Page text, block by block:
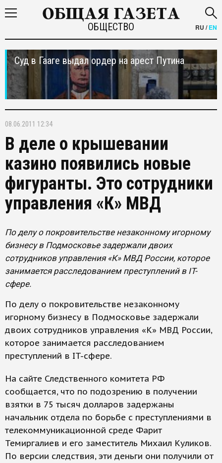
ОБЩЕСТВО RU /EN
Суд в Гааге выдал ордер на арест Путина
08.06.2011 12:34
В деле о крышевании
казино появились новые
фигуранты. Это сотрудники
управления «К» МВД
По делу о покровительстве незаконному игорному
бизнесу в Подмосковье задержали двоих
сотрудников управления «К» МВД России, которое
занимается расследованием преступлений в IT-
сфере.
По делу о покровительстве незаконному
игорному бизнесу в Подмосковье задержали
двоих сотрудников управления «К» МВД России,
которое занимается расследованием
преступлений в IT-сфере.
На сайте Следственного комитета РФ
сообщается, что по подозрению в получении
взятки в 75 тысяч долларов задержаны
начальник отдела по борьбе с преступлениями в
телекоммуникационной среде Фарит
Темиргалиев и его заместитель Михаил Куликов.
По версии следствия, эти деньги они получили от